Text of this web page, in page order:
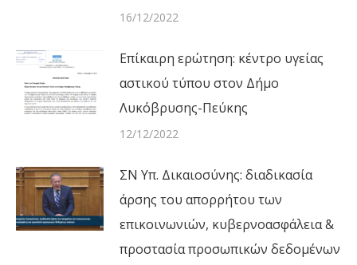
16/12/2022
Επίκαιρη ερώτηση: κέντρο υγείας
αστικού τύπου στον Δήμο
Λυκόβρυσης-Πεύκης
12/12/2022
ΣΝ Υπ. Δικαιοσύνης: διαδικασία
άρσης του απορρήτου των
επικοινωνιών, κυβερνοασφάλεια &
προστασία προσωπικών δεδομένων